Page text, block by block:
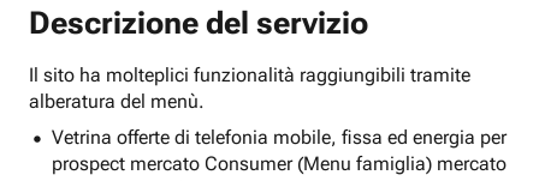
Descrizione del servizio
Il sito ha molteplici funzionalità raggiungibili tramite
alberatura del menù.
Vetrina offerte di telefonia mobile, fissa ed energia per
prospect mercato Consumer (Menu famiglia) mercato